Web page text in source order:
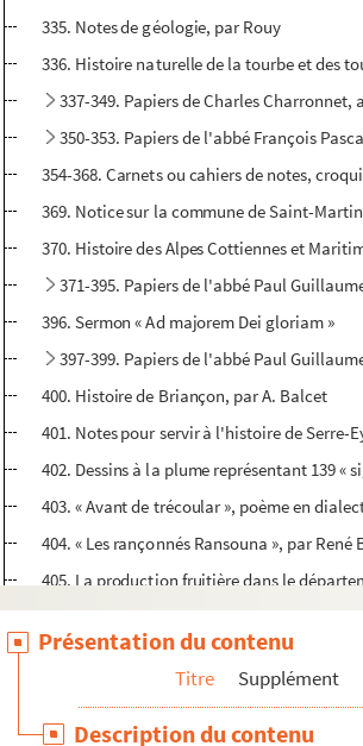
335. Notes de géologie, par Rouy
336. Histoire naturelle de la tourbe et des
337-349. Papiers de Charles
350-353. Papiers de l'abbé François
354-368. Carnets ou cahiers de notes,
369. Notice sur la commune de Saint-
370. Histoire des Alpes Cottiennes et
371-395. Papiers de l'abbé Paul
396. Sermon « Ad majorem Dei gloriam »
397-399. Papiers de l'abbé Paul
400. Histoire de Briançon, par A. Balcet
401. Notes pour servir à l'histoire de Serre-
402. Dessins à la plume représentant 139
403. « Avant de trécoular », poème en
404. « Les rançonnés Ransouna », par René
405. La production fruitière dans le
406. Une vieille histoire d'intervention en
407. Projet d'agrandissement de l'église de
409. L'inscription des Escoyères-en-Queyras
410. Annibal, « Alpium transitus », par E. Pic
Présentation du contenu
Titre Supplément
Description du contenu